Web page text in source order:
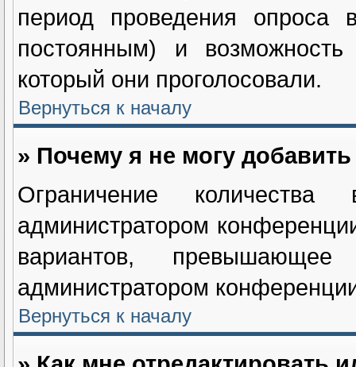
период проведения опроса
постоянным) и возможность
который они проголосовали.
Вернуться к началу
» Почему я не могу
Ограничение количества
администратором
вариантов,
администратором
Вернуться к началу